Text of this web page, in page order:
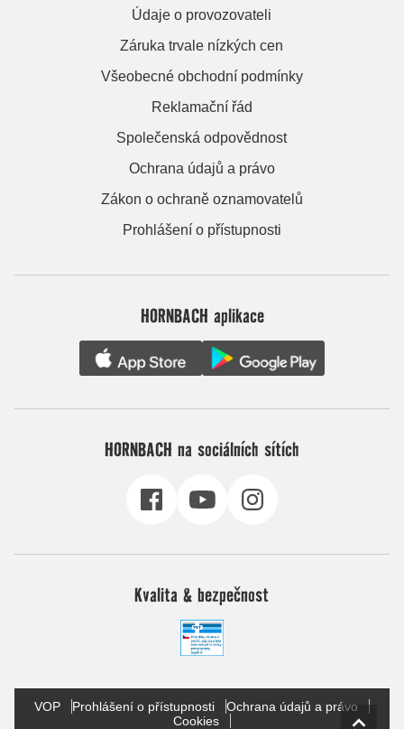
Údaje o provozovateli
Záruka trvale nízkých cen
Všeobecné obchodní podmínky
Reklamační řád
Společenská odpovědnost
Ochrana údajů a právo
Zákon o ochraně oznamovatelů
Prohlášení o přístupnosti
HORNBACH aplikace
HORNBACH na sociálních sítích
Kvalita & bezpečnost
VOP Prohlášení o přístupnosti
Ochrana údajů a právo
Cookies